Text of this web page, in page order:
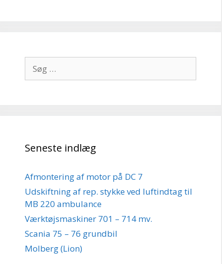
efter:
Seneste indlæg
Afmontering af motor på DC 7
Udskiftning af rep. stykke ved luftindtag til
MB 220 ambulance
Værktøjsmaskiner 701 – 714 mv.
Scania 75 – 76 grundbil
Molberg (Lion)